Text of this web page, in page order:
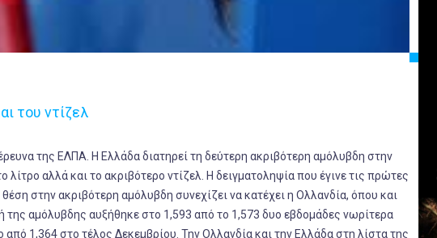
του ντίζελ
της ΕΛΠΑ. Η Ελλάδα διατηρεί τη δεύτερη ακριβότερη αμόλυβδη στην
αλλά και το ακριβότερο ντίζελ. Η δειγματοληψία που έγινε τις πρώτες
στην ακριβότερη αμόλυβδη συνεχίζει να κατέχει η Ολλανδία, όπου και
της αμόλυβδης αυξήθηκε στο 1,593 από το 1,573 δυο εβδομάδες νωρίτερα
1,364 στο τέλος Δεκεμβρίου. Την Ολλανδία και την Ελλάδα στη λίστα της